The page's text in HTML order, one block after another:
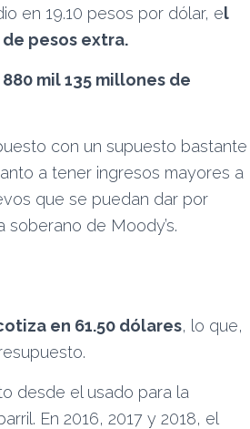
en 19.10 pesos por dólar, el
pesos extra.
mil 135 millones de
con un supuesto bastante
a tener ingresos mayores a
que se puedan dar por
soberano de Moody’s.
en 61.50 dólares, lo que,
desde el usado para la
En 2016, 2017 y 2018, el